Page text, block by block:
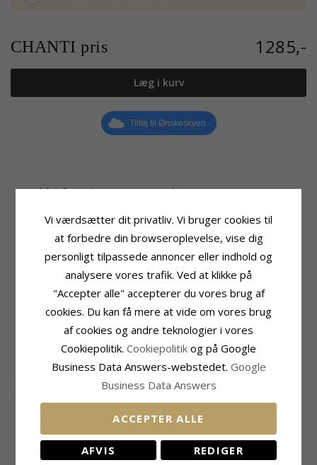
CHANTI pris 1285,-
Læg i kurv
Tilføj til Ønskeskyen
Produktinformation
Materiale:Perle
Øreringe:Øreringe
Kollektion: Gold Collection
Blank
Perle
Farve: Hvid
Perletype:Ferskvandsperle
Størrelse
Diameter: 8-8,5 mm
20 mm
Leveringstid
RELATEREDE PRODUKTER
SALE 25%
Vi værdsætter dit privatliv. Vi bruger cookies til
at forbedre din browseroplevelse, vise dig
personligt tilpassede annoncer eller indhold og
analysere vores trafik. Ved at klikke på
"Accepter alle" accepterer du vores brug af
cookies. Du kan få mere at vide om vores brug
af cookies og andre teknologier i vores
Cookiepolitik. Cookiepolitik og på Google
Business Data Answers-webstedet. Google
Business Data Answers
ACCEPTER ALLE
AFVIS REDIGER